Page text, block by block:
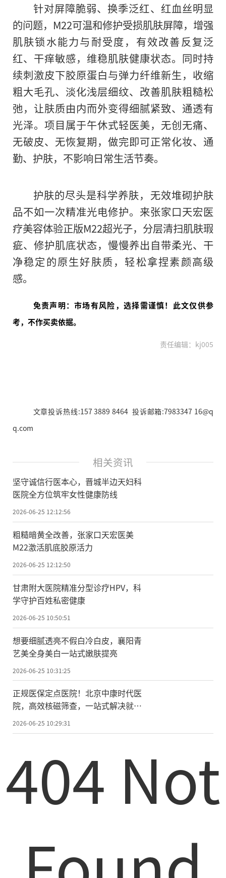
针对屏障脆弱、换季泛红、红血丝明显
的问题，M22可温和修护受损肌肤屏障，增强
肌肤锁水能力与耐受度，有效改善反复泛
红、干痒敏感，维稳肌肤健康状态。同时持
续刺激皮下胶原蛋白与弹力纤维新生，收缩
粗大毛孔、淡化浅层细纹、改善肌肤粗糙松
弛，让肤质由内而外变得细腻紧致、通透有
光泽。项目属于午休式轻医美，无创无痛、
无破皮、无恢复期，做完即可正常化妆、通
勤、护肤，不影响日常生活节奏。
护肤的尽头是科学养肤，无效堆砌护肤
品不如一次精准光电修护。来张家口天宏医
疗美容体验正版M22超光子，分层清扫肌肤瑕
疵、修护肌底状态，慢慢养出自带柔光、干
净稳定的原生好肤质，轻松拿捏素颜高级
感。
免责声明：市场有风险，选择需谨慎！此文仅供参
考，不作买卖依据。
责任编辑：kj005
文章投诉热线:157 3889 8464 投诉邮箱:7983347 16@q
q.com
相关资讯
坚守诚信行医本心，晋城半边天妇科
医院全方位筑牢女性健康防线
2026-06-25 12:12:56
粗糙暗黄全改善，张家口天宏医美
M22激活肌底胶原活力
2026-06-25 12:12:50
甘肃附大医院精准分型诊疗HPV，科
学守护百姓私密健康
2026-06-25 10:50:51
想要细腻透亮不假白冷白皮，襄阳青
艺美全身美白一站式嫩肤提亮
2026-06-25 10:31:25
正规医保定点医院！北京中康时代医
院，高效核磁筛查，一站式解决就医
难题
2026-06-25 10:29:31
404 Not